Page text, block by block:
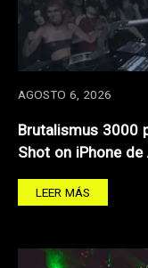
AGOSTO 6, 2026
Brutalismus 3000
Shot on iPhone de
LEER MÁS